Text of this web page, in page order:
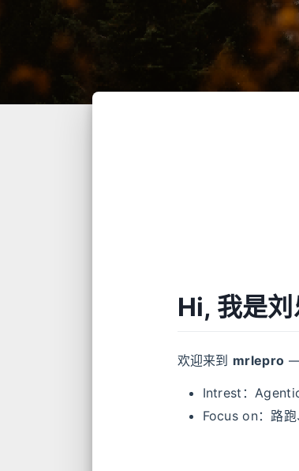
Hi, 我是
欢迎来到 mrlepro
Intrest：
Focus on：路